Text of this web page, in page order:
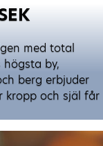
med total
by,
berg erbjuder
kropp och själ får